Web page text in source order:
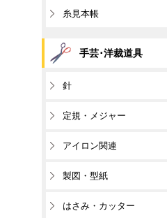
糸見本帳
手芸･洋裁道具
針
定規・メジャー
アイロン関連
製図・型紙
はさみ・カッター